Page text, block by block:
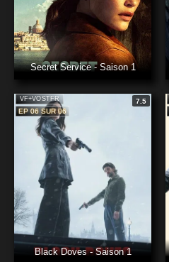
Secret Service - Saison 1
VF+VOSTFR
7.5
EP 06 SUR 06
Black Doves - Saison 1